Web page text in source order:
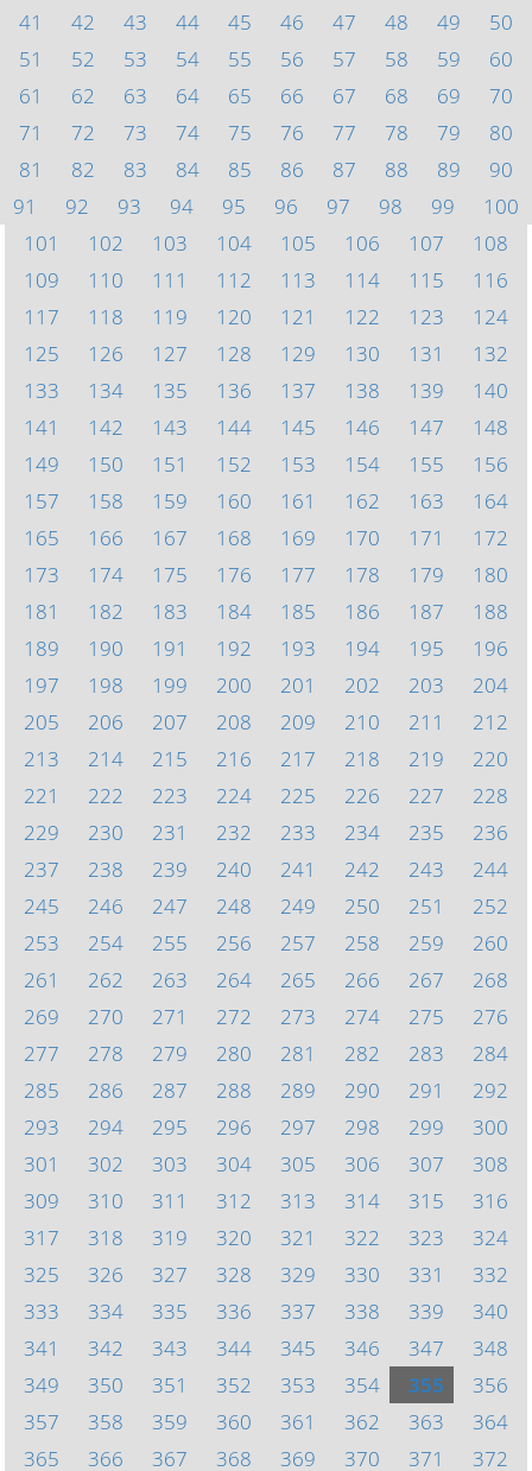
41
42 43 44 45 46 47 48 49
50
51
52 53 54 55 56 57 58 59
60
61
62 63 64 65 66 67 68 69
70
71
72 73 74 75 76 77 78 79
80
81
82 83 84 85 86 87 88 89
90
91
92 93 94 95 96 97 98 99
100
101
102 103 104 105 106 107
108
109
110 111 112 113 114 115
116
117
118 119 120 121 122 123
124
125
126 127 128 129 130 131
132
133
134 135 136 137 138 139
140
141
142 143 144 145 146 147
148
149
150 151 152 153 154 155
156
157
158 159 160 161 162 163
164
165
166 167 168 169 170 171
172
173
174 175 176 177 178 179
180
181
182 183 184 185 186 187
188
189
190 191 192 193 194 195
196
197
198 199 200 201 202 203
204
205
206 207 208 209 210 211
212
213
214 215 216 217 218 219
220
221
222 223 224 225 226 227
228
229
230 231 232 233 234 235
236
237
238 239 240 241 242 243
244
245
246 247 248 249 250 251
252
253
254 255 256 257 258 259
260
261
262 263 264 265 266 267
268
269
270 271 272 273 274 275
276
277
278 279 280 281 282 283
284
285
286 287 288 289 290 291
292
293
294 295 296 297 298 299
300
301
302 303 304 305 306 307
308
309
310 311 312 313 314 315
316
317
318 319 320 321 322 323
324
325
326 327 328 329 330 331
332
333
334 335 336 337 338 339
340
341
342 343 344 345 346 347
348
349
350 351 352 353 354 355
356
357
358 359 360 361 362 363
364
365
366 367 368 369 370 371 372